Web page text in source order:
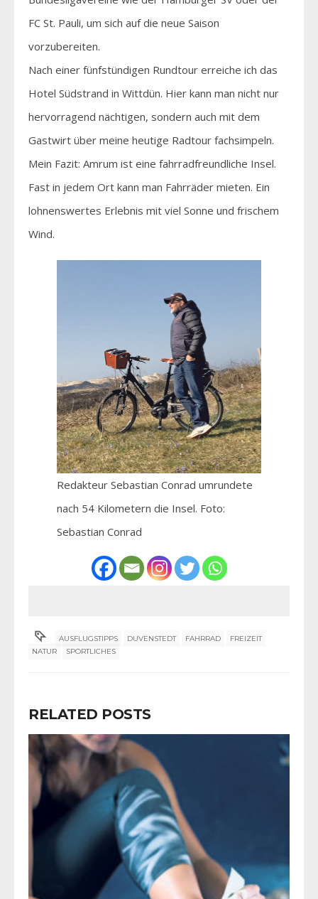
FC St. Pauli, um sich auf die neue Saison
vorzubereiten.
Nach einer fünfstündigen Rundtour erreiche ich das
Hotel Südstrand in Wittdün. Hier kann man nicht nur
hervorragend nächtigen, sondern auch mit dem
Gastwirt über meine heutige Radtour fachsimpeln.
Mein Fazit: Amrum ist eine fahrradfreundliche Insel.
Fast in jedem Ort kann man Fahrräder mieten. Ein
lohnenswertes Erlebnis mit viel Sonne und frischem
Wind.
Redakteur Sebastian Conrad umrundete
nach 54 Kilometern die Insel. Foto:
Sebastian Conrad
AUSFLUGSTIPPS DUVENSTEDT FAHRRAD
FREIZEIT
NATUR
SPORTLICHES
RELATED POSTS